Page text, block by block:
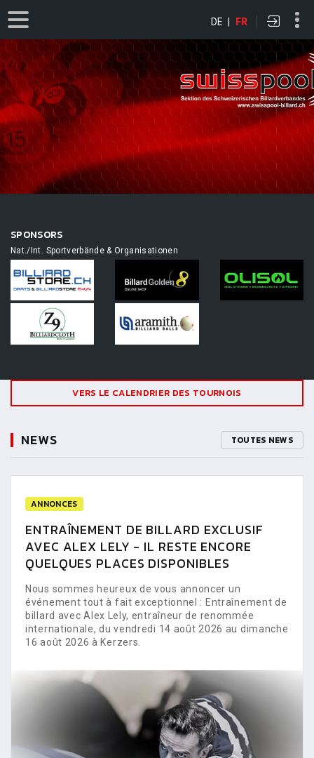
DE | FR
SPONSORS
Nat./Int. Sportverbände & Organisationen
VERS LE CALENDRIER DES TOURNOIS
NEWS TOUTES NEWS
ANNONCES
ENTRAÎNEMENT DE BILLARD EXCLUSIF
AVEC ALEX LELY - IL RESTE ENCORE
QUELQUES PLACES DISPONIBLES
Nous sommes heureux de vous annoncer un
événement tout à fait exceptionnel : Entraînement de
billard avec Alex Lely, entraîneur de renommée
internationale, du vendredi 14 août 2026 au dimanche
16 août 2026 à Kerzers.